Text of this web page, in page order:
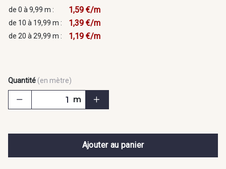
de 0 à 9,99 m :
1,59 €/m
de 10 à 19,99 m : 1,39 €/m
de 20 à 29,99 m : 1,19 €/m
Quantité (en mètre)
m
Ajouter au panier